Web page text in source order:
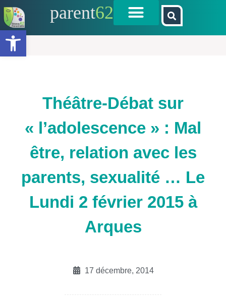
Ouvrir la barre d’outils
parent62
Théâtre-Débat sur
« l’adolescence » : Mal
être, relation avec les
parents, sexualité … Le
Lundi 2 février 2015 à
Arques
17 décembre, 2014